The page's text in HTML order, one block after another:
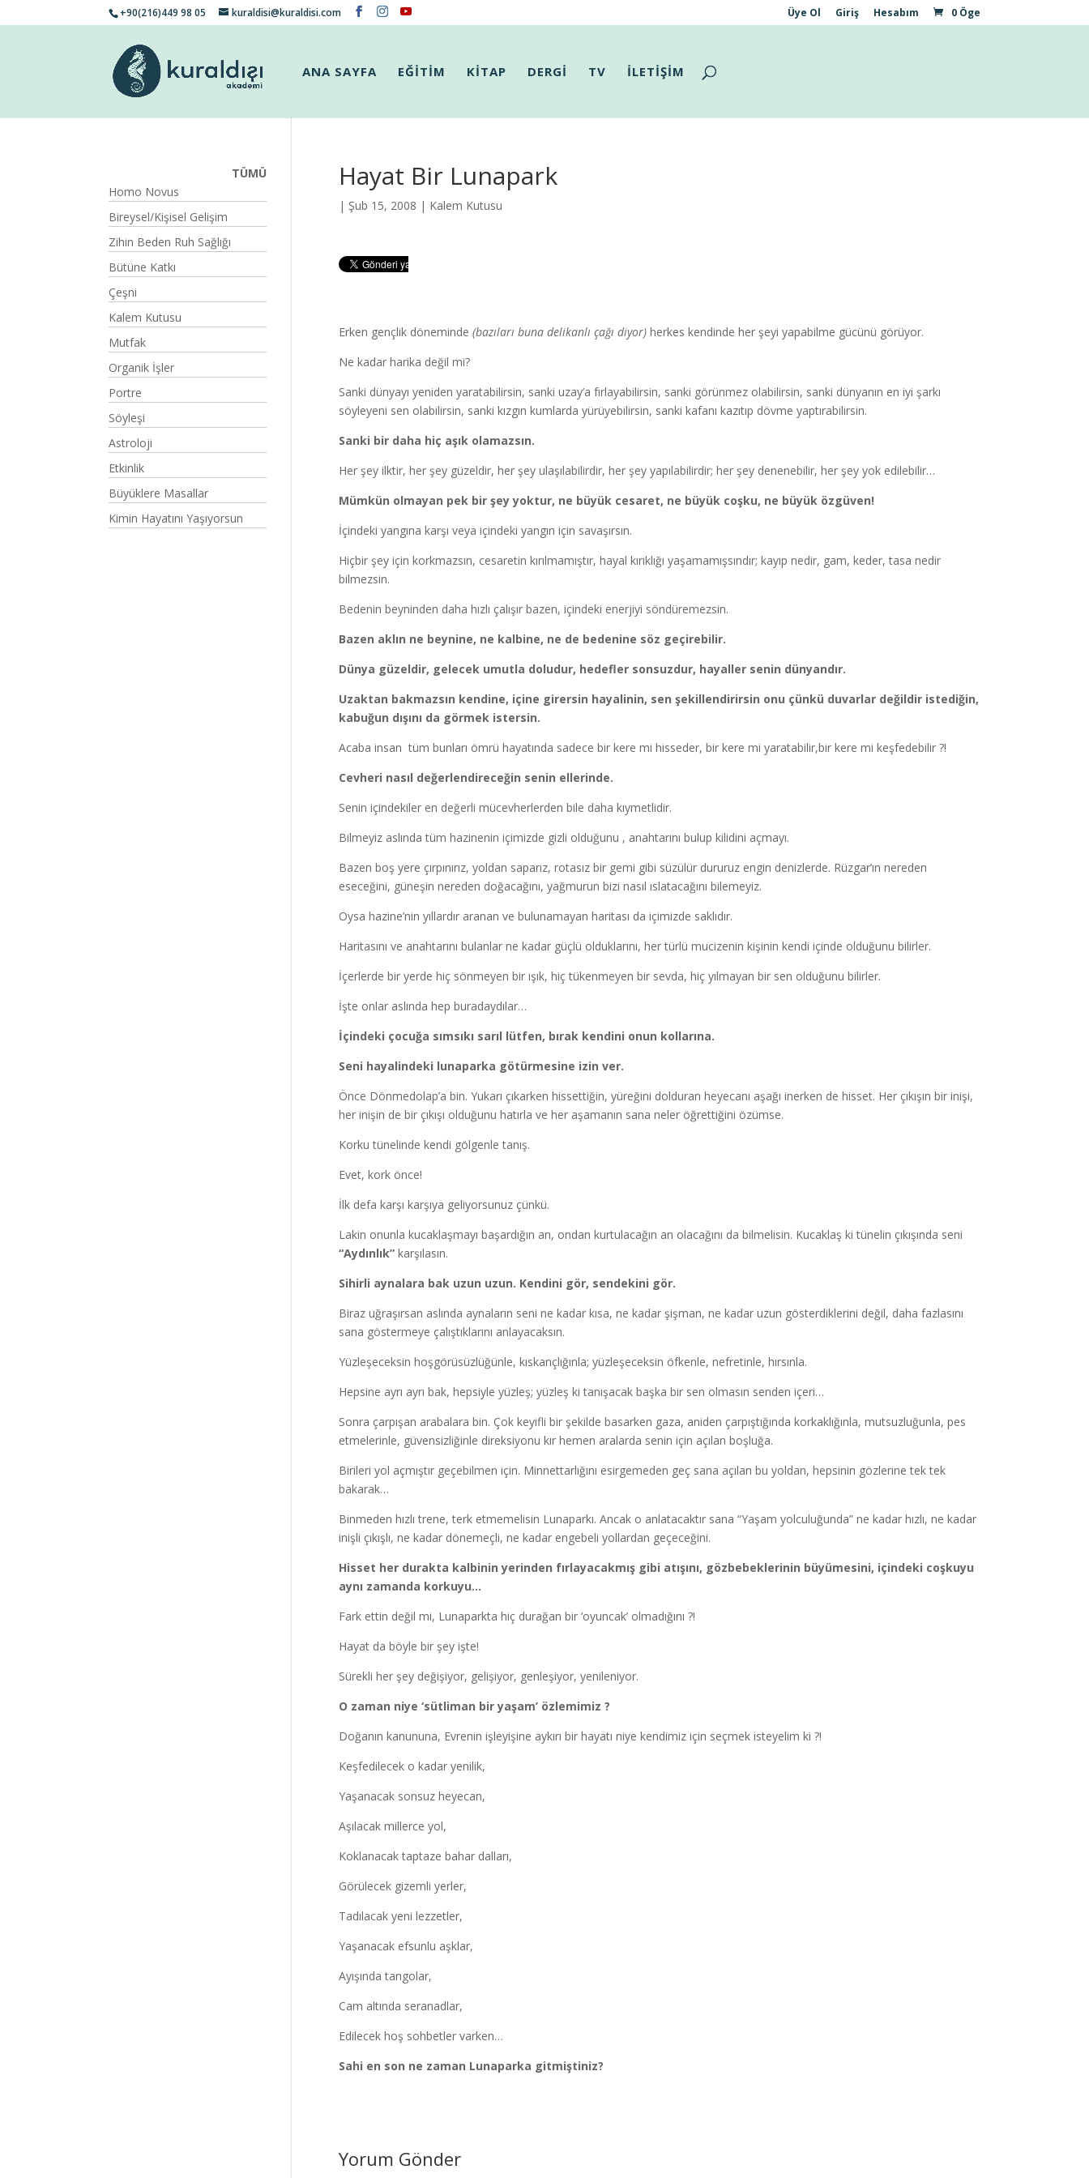
+90(216)449 98 05 kuraldisi@kuraldisi.com Üye Ol Giriş Hesabım 0 Öge
ANA SAYFA EĞİTİM KİTAP DERGİ TV İLETİŞİM
Hayat Bir Lunapark
| Şub 15, 2008 | Kalem Kutusu
Erken gençlik döneminde (bazıları buna delikanlı çağı diyor)herkes kendinde her şeyi yapabilme gücünü görüyor.
Ne kadar harika değil mi?
Sanki dünyayı yeniden yaratabilirsin, sanki uzay’a fırlayabilirsin, sanki görünmez olabilirsin, sanki dünyanın en iyi şarkı
söyleyeni sen olabilirsin, sanki kızgın kumlarda yürüyebilirsin, sanki kafanı kazıtıp dövme yaptırabilirsin.
Sanki bir daha hiç aşık olamazsın.
Her şey ilktir, her şey güzeldir, her şey ulaşılabilirdir, her şey yapılabilirdir; her şey denenebilir, her şey yok edilebilir…
Mümkün olmayan pek bir şey yoktur, ne büyük cesaret, ne büyük coşku, ne büyük özgüven!
İçindeki yangına karşı veya içindeki yangın için savaşırsın.
Hiçbir şey için korkmazsın, cesaretin kırılmamıştır, hayal kırıklığı yaşamamışsındır; kayıp nedir, gam, keder, tasa nedir
bilmezsin.
Bedenin beyninden daha hızlı çalışır bazen, içindeki enerjiyi söndüremezsin.
Bazen aklın ne beynine, ne kalbine, ne de bedenine söz geçirebilir.
Dünya güzeldir, gelecek umutla doludur, hedefler sonsuzdur, hayaller senin dünyandır.
Uzaktan bakmazsın kendine, içine girersin hayalinin, sen şekillendirirsin onu çünkü duvarlar değildir istediğin,
kabuğun dışını da görmek istersin.
Acaba insan tüm bunları ömrü hayatında sadece bir kere mi hisseder, bir kere mi yaratabilir,bir kere mi keşfedebilir ?!
Cevheri nasıl değerlendireceğin senin ellerinde.
Senin içindekiler en değerli mücevherlerden bile daha kıymetlidir.
Bilmeyiz aslında tüm hazinenin içimizde gizli olduğunu , anahtarını bulup kilidini açmayı.
Bazen boş yere çırpınırız, yoldan saparız, rotasız bir gemi gibi süzülür dururuz engin denizlerde. Rüzgar’ın nereden
eseceğini, güneşin nereden doğacağını, yağmurun bizi nasıl ıslatacağını bilemeyiz.
Oysa hazine’nin yıllardır aranan ve bulunamayan haritası da içimizde saklıdır.
Haritasını ve anahtarını bulanlar ne kadar güçlü olduklarını, her türlü mucizenin kişinin kendi içinde olduğunu bilirler.
İçerlerde bir yerde hiç sönmeyen bir ışık, hiç tükenmeyen bir sevda, hiç yılmayan bir sen olduğunu bilirler.
İşte onlar aslında hep buradaydılar…
İçindeki çocuğa sımsıkı sarıl lütfen, bırak kendini onun kollarına.
Seni hayalindeki lunaparka götürmesine izin ver.
Önce Dönmedolap’a bin. Yukarı çıkarken hissettiğin, yüreğini dolduran heyecanı aşağı inerken de hisset. Her çıkışın bir inişi,
her inişin de bir çıkışı olduğunu hatırla ve her aşamanın sana neler öğrettiğini özümse.
Korku tünelinde kendi gölgenle tanış.
Evet, kork önce!
İlk defa karşı karşıya geliyorsunuz çünkü.
Lakin onunla kucaklaşmayı başardığın an, ondan kurtulacağın an olacağını da bilmelisin. Kucaklaş ki tünelin çıkışında seni
“Aydınlık”karşılasın.
Sihirli aynalara bak uzun uzun. Kendini gör, sendekini gör.
Biraz uğraşırsan aslında aynaların seni ne kadar kısa, ne kadar şişman, ne kadar uzun gösterdiklerini değil, daha fazlasını
sana göstermeye çalıştıklarını anlayacaksın.
Yüzleşeceksin hoşgörüsüzlüğünle, kıskançlığınla; yüzleşeceksin öfkenle, nefretinle, hırsınla.
Hepsine ayrı ayrı bak, hepsiyle yüzleş; yüzleş ki tanışacak başka bir sen olmasın senden içeri…
Sonra çarpışan arabalara bin. Çok keyifli bir şekilde basarken gaza, aniden çarpıştığında korkaklığınla, mutsuzluğunla, pes
etmelerinle, güvensizliğinle direksiyonu kır hemen aralarda senin için açılan boşluğa.
Birileri yol açmıştır geçebilmen için. Minnettarlığını esirgemeden geç sana açılan bu yoldan, hepsinin gözlerine tek tek
bakarak…
Binmeden hızlı trene, terk etmemelisin Lunaparkı. Ancak o anlatacaktır sana “Yaşam yolculuğunda” ne kadar hızlı, ne kadar
inişli çıkışlı, ne kadar dönemeçli, ne kadar engebeli yollardan geçeceğini.
Hisset her durakta kalbinin yerinden fırlayacakmış gibi atışını, gözbebeklerinin büyümesini, içindeki coşkuyu
aynı zamanda korkuyu…
Fark ettin değil mi, Lunaparkta hiç durağan bir ‘oyuncak’ olmadığını ?!
Hayat da böyle bir şey işte!
Sürekli her şey değişiyor, gelişiyor, genleşiyor, yenileniyor.
O zaman niye ‘sütliman bir yaşam’ özlemimiz ?
Doğanın kanununa, Evrenin işleyişine aykırı bir hayatı niye kendimiz için seçmek isteyelim ki ?!
Keşfedilecek o kadar yenilik,
Yaşanacak sonsuz heyecan,
Aşılacak millerce yol,
Koklanacak taptaze bahar dalları,
Görülecek gizemli yerler,
Tadılacak yeni lezzetler,
Yaşanacak efsunlu aşklar,
Ayışında tangolar,
Cam altında seranadlar,
Edilecek hoş sohbetler varken…
Sahi en son ne zaman Lunaparka gitmiştiniz?
Yorum Gönder
TÜMÜ
Homo Novus
Bireysel/Kişisel Gelişim
Zihin Beden Ruh Sağlığı
Bütüne Katkı
Çeşni
Kalem Kutusu
Mutfak
Organik İşler
Portre
Söyleşi
Astroloji
Etkinlik
Büyüklere Masallar
Kimin Hayatını Yaşıyorsun